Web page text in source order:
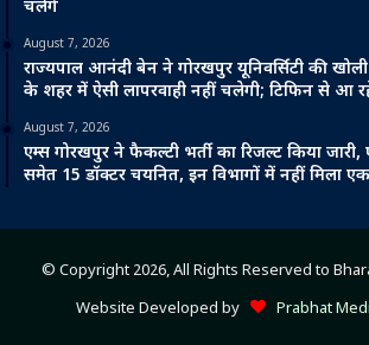
चलेंगे
August 7, 2026
राज्यपाल आनंदी बेन ने गोरखपुर यूनिवर्सिटी की
के शहर में ऐसी लापरवाही नहीं चलेगी; टिफिन से आ
August 7, 2026
एम्स गोरखपुर ने फैकल्टी भर्ती का रिजल्ट किया जारी,
समेत 15 डॉक्टर चयनित, इन विभागों में नहीं मिला एक
© Copyright 2026, All Rights Reserved to
Website Developed by
Prabhat